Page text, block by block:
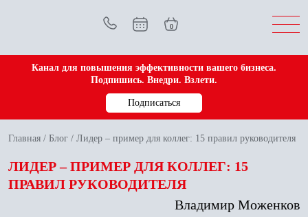
0
Канал для повышения эффективности вашего бизнеса.
Подпишись. Внедри. Взлети.
Подписаться
Главная / Блог / Лидер – пример для коллег: 15 правил руководителя
ЛИДЕР – ПРИМЕР ДЛЯ КОЛЛЕГ: 15
ПРАВИЛ РУКОВОДИТЕЛЯ
Владимир Моженков